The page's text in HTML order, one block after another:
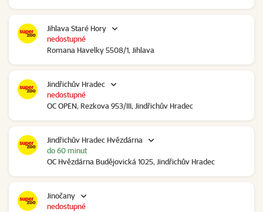
Jihlava Staré Hory
Romana Havelky 5508/1, Jihlava
nedostupné
Jindřichův Hradec
OC OPEN, Rezkova 953/III, Jindřichův Hradec
nedostupné
Jindřichův Hradec Hvězdárna
OC Hvězdárna Budějovická 1025, Jindřichův Hradec
do 60 minut
Jinočany
nedostupné